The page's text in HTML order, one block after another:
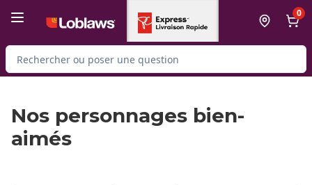
0
Rechercher des produits
Nos personnages bien-
aimés